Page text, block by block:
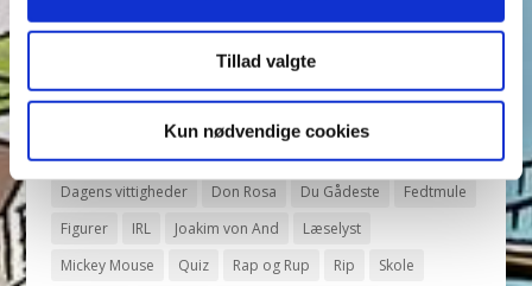
Tillad valgte
Kun nødvendige cookies
opmærksomhed i Anders And!
Anders Vildand
Bjørne-banden Bøger
Carl Barks
Dagens vittigheder
Don Rosa Du Gådeste
Fedtmule
Figurer
IRL Joakim von And
Læselyst
Mickey Mouse
Quiz Rap og Rup Rip
Skole